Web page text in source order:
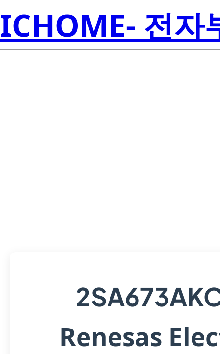
ICHOME- 전자
Renesas